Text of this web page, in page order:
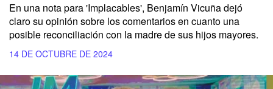
En una nota para'Implacables', Benjamín Vicuñadejó
claro su opinión sobre los comentarios en cuanto una
posible reconciliación con la madre de sus hijos mayores.
14 DE OCTUBRE DE 2024